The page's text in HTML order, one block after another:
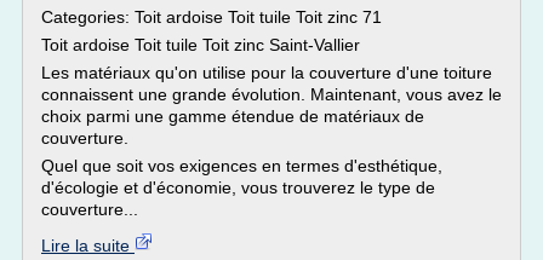
Categories: Toit ardoise Toit tuile Toit zinc 71
Toit ardoise Toit tuile Toit zinc Saint-Vallier
Les matériaux qu'on utilise pour la couverture d'une toiture
connaissent une grande évolution. Maintenant, vous avez le
choix parmi une gamme étendue de matériaux de
couverture.
Quel que soit vos exigences en termes d'esthétique,
d'écologie et d'économie, vous trouverez le type de
couverture...
Lire la suite